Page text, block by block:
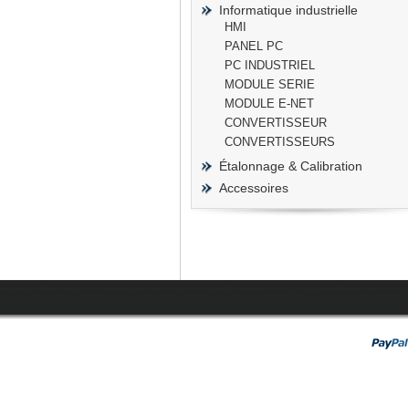
Informatique industrielle
HMI
PANEL PC
PC INDUSTRIEL
MODULE SERIE
MODULE E-NET
CONVERTISSEUR
CONVERTISSEURS
Étalonnage & Calibration
Accessoires